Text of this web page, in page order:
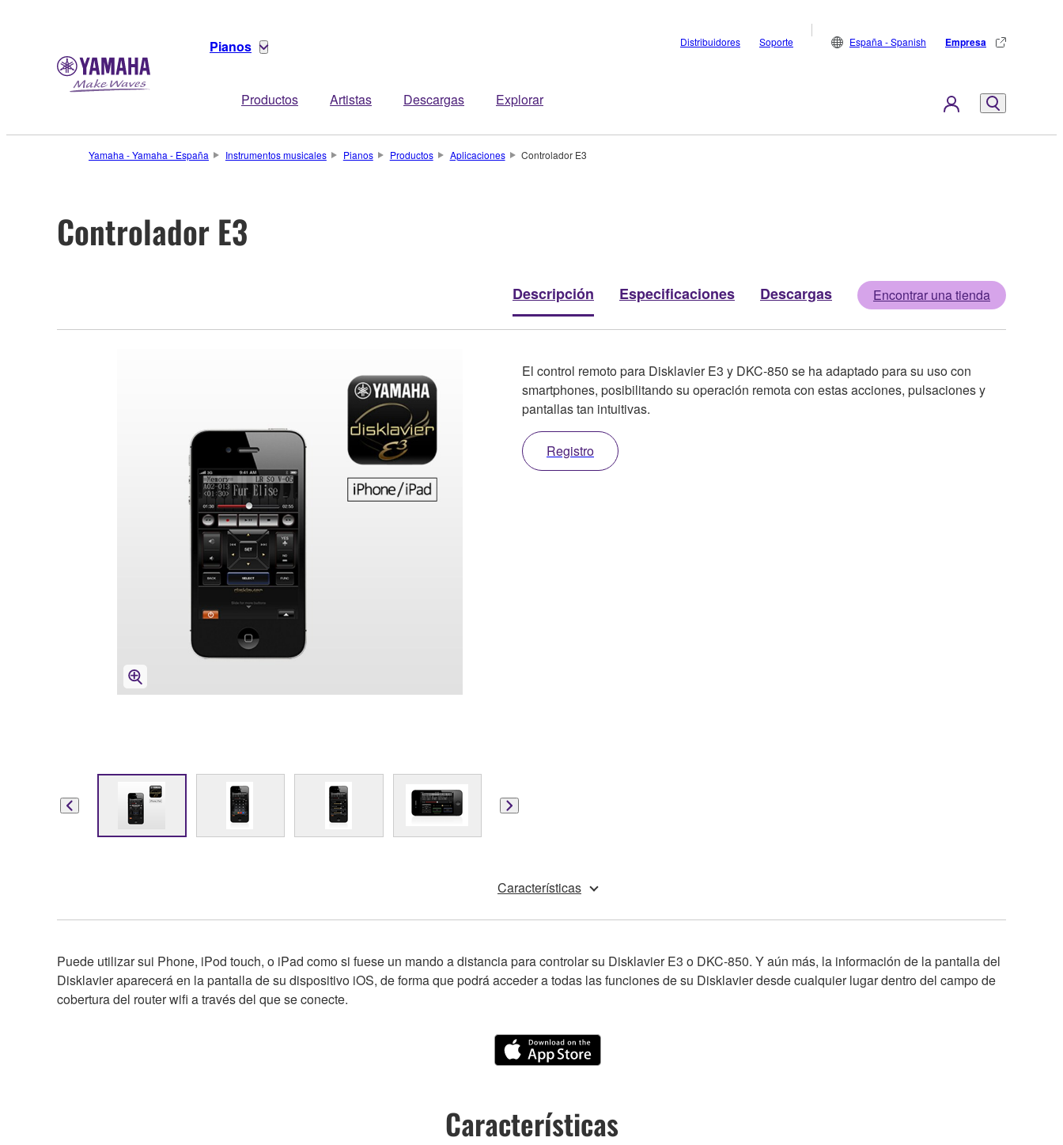
Pianos
Productos Artistas Descargas Explorar
Distribuidores Soporte España - Spanish Empresa
Yamaha - Yamaha - España Instrumentos musicales Pianos Productos Aplicaciones Controlador E3
Controlador E3
Descripción Especificaciones Descargas Encontrar una tienda
El control remoto para Disklavier E3 y DKC-850 se ha adaptado para su uso con
smartphones, posibilitando su operación remota con estas acciones, pulsaciones y
pantallas tan intuitivas.
Registro
Características
Puede utilizar sui Phone, iPod touch, o iPad como si fuese un mando a distancia para controlar su Disklavier E3 o DKC-850. Y aún más, la información de la pantalla del
Disklavier aparecerá en la pantalla de su dispositivo iOS, de forma que podrá acceder a todas las funciones de su Disklavier desde cualquier lugar dentro del campo de
cobertura del router wifi a través del que se conecte.
Características